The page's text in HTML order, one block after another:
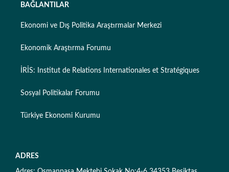
BAĞLANTILAR
Ekonomi ve Dış Politika Araştırmalar Merkezi
Ekonomik Araştırma Forumu
İRİS: Institut de Relations Internationales et Stratégiques
Sosyal Politikalar Forumu
Türkiye Ekonomi Kurumu
ADRES